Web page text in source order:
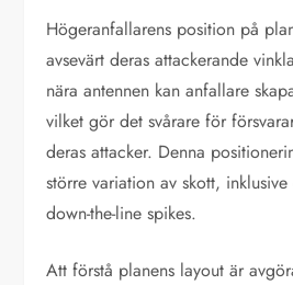
Högeranfallarens position på
avsevärt deras attackerande
nära antennen kan anfallare
vilket gör det svårare för
deras attacker. Denna
större variation av skott,
down-the-line spikes.
Att förstå planens layout är